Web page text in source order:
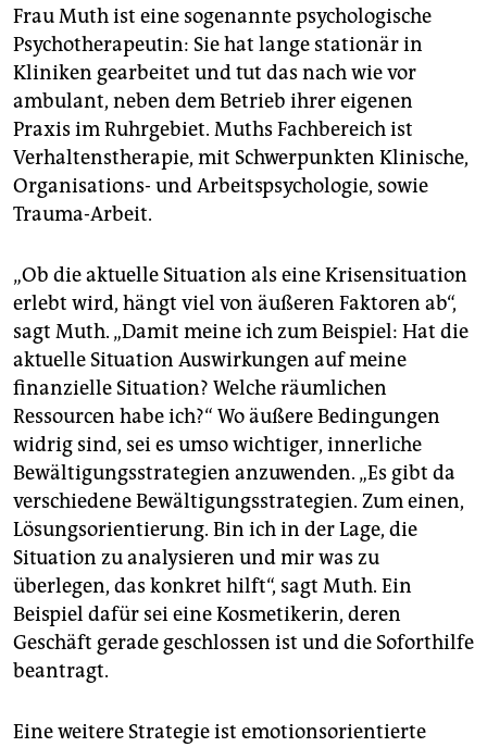
Frau Muth ist eine sogenannte psychologische
Psychotherapeutin: Sie hat lange stationär in
Kliniken gearbeitet und tut das nach wie vor
ambulant, neben dem Betrieb ihrer eigenen
Praxis im Ruhrgebiet. Muths Fachbereich ist
Verhaltenstherapie, mit Schwerpunkten Klinische,
Organisations- und Arbeitspsychologie, sowie
Trauma-Arbeit.
„Ob die aktuelle Situation als eine Krisensituation
erlebt wird, hängt viel von äußeren Faktoren ab“,
sagt Muth. „Damit meine ich zum Beispiel: Hat die
aktuelle Situation Auswirkungen auf meine
finanzielle Situation? Welche räumlichen
Ressourcen habe ich?“ Wo äußere Bedingungen
widrig sind, sei es umso wichtiger, innerliche
Bewältigungsstrategien anzuwenden. „Es gibt da
verschiedene Bewältigungsstrategien. Zum einen,
Lösungsorientierung. Bin ich in der Lage, die
Situation zu analysieren und mir was zu
überlegen, das konkret hilft“, sagt Muth. Ein
Beispiel dafür sei eine Kosmetikerin, deren
Geschäft gerade geschlossen ist und die Soforthilfe
beantragt.
Eine weitere Strategie ist emotionsorientierte